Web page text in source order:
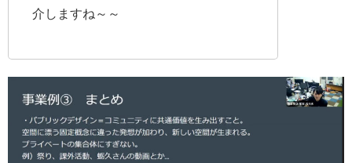
介しますね～～